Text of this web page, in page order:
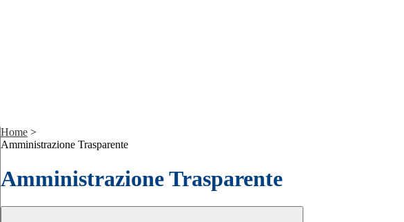
Home >
Amministrazione Trasparente
Amministrazione Trasparente